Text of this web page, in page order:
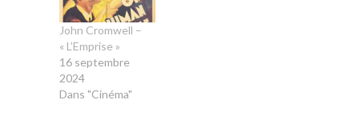
John Cromwell –
« L’Emprise »
16 septembre
2024
Dans "Cinéma"